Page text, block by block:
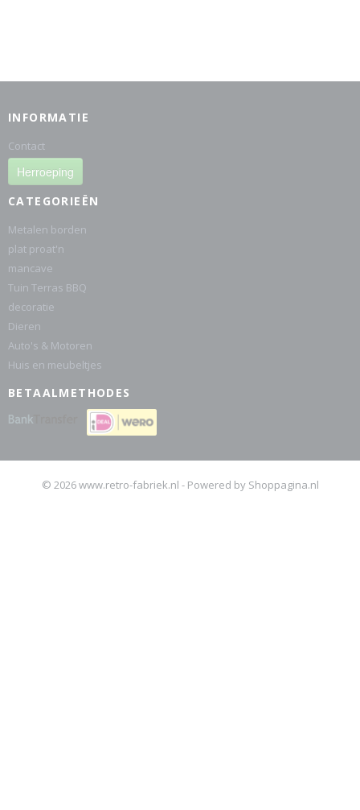
INFORMATIE
Contact
Herroeping
CATEGORIEËN
Metalen borden
plat proat'n
mancave
Tuin Terras BBQ
decoratie
Dieren
Auto's & Motoren
Huis en meubeltjes
BETAALMETHODES
© 2026 www.retro-fabriek.nl - Powered by Shoppagina.nl